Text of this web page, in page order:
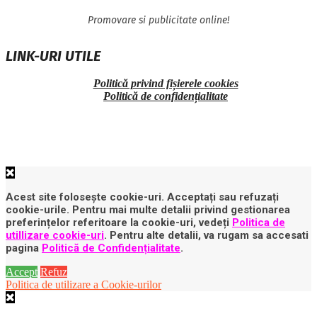
Promovare si publicitate online!
LINK-URI UTILE
Politică privind fișierele cookies
Politică de confidențialitate
Acest site folosește cookie-uri. Acceptați sau refuzați
cookie-urile. Pentru mai multe detalii privind gestionarea
preferințelor referitoare la cookie-uri, vedeți Politica de
utillizare cookie-uri. Pentru alte detalii, va rugam sa accesati
pagina Politică de Confidențialitate.
Accept Refuz
Politica de utilizare a Cookie-urilor